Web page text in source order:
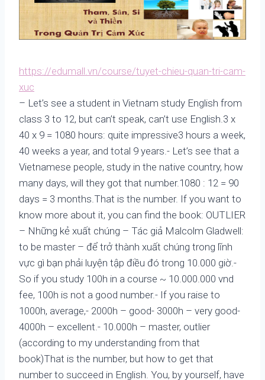
https://edumall.vn/course/tuyet-chieu-quan-tri-cam-
xuc
– Let’s see a student in Vietnam study English from
class 3 to 12, but can’t speak, can’t use English.3 x
40 x 9 = 1080 hours: quite impressive3 hours a week,
40 weeks a year, and total 9 years.- Let’s see that a
Vietnamese people, study in the native country, how
many days, will they got that number.1080 : 12 = 90
days = 3 months.That is the number. If you want to
know more about it, you can find the book: OUTLIER
– Những kẻ xuất chúng – Tác giả Malcolm Gladwell:
to be master – để trở thành xuất chúng trong lĩnh
vực gì bạn phải luyện tập điều đó trong 10.000 giờ.-
So if you study 100h in a course ~ 10.000.000 vnd
fee, 100h is not a good number.- If you raise to
1000h, average,- 2000h – good- 3000h – very good-
4000h – excellent.- 10.000h – master, outlier
(according to my understanding from that
book)That is the number, but how to get that
number to succeed in English. You, by yourself, have